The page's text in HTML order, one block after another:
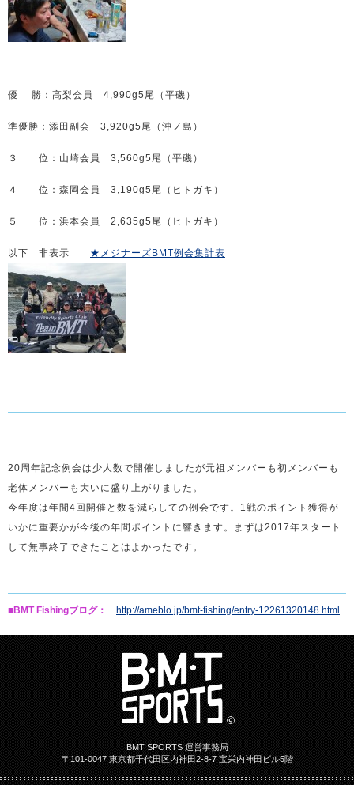
優 勝：高梨会員 4,990g5尾（平磯）
準優勝：添田副会 3,920g5尾（沖ノ島）
３ 位：山崎会員 3,560g5尾（平磯）
４ 位：森岡会員 3,190g5尾（ヒトガキ）
５ 位：浜本会員 2,635g5尾（ヒトガキ）
以下 非表示 ★メジナーズBMT例会集計表
20周年記念例会は少人数で開催しましたが元祖メンバーも初メンバーも
老体メンバーも大いに盛り上がりました。
今年度は年間4回開催と数を減らしての例会です。1戦のポイント獲得が
いかに重要かが今後の年間ポイントに響きます。まずは2017年スタート
して無事終了できたことはよかったです。
■BMT Fishingブログ： http://ameblo.jp/bmt-fishing/entry-12261320148.html
BMT SPORTS 運営事務局
〒101-0047 東京都千代田区内神田2-8-7 宝栄内神田ビル5階